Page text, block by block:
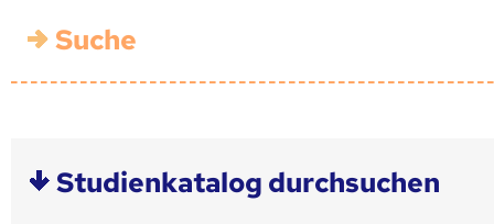
Suche
Studienkatalog durchsuchen